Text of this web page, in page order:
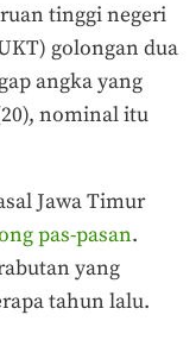
tinggi negeri
golongan dua
angka yang
nominal itu
Jawa Timur
pas-pasan.
yang
tahun lalu.